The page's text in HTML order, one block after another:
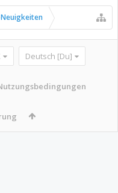
Deutsch [Du]